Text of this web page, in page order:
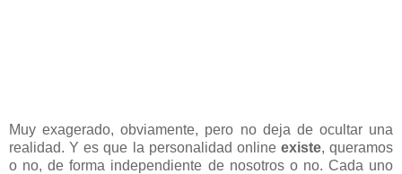
Muy exagerado, obviamente, pero no deja de ocultar una
realidad. Y es que la personalidad online existe, queramos
o no, de forma independiente de nosotros o no. Cada uno